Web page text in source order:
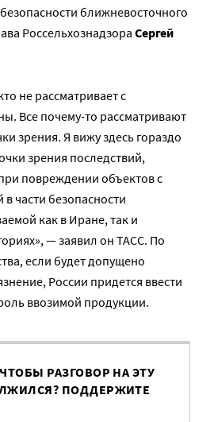
ближневосточного
Россельхознадзора Сергей
не рассматривает с
Все почему-то рассматривают
зрения. Я вижу здесь гораздо
зрения последствий,
повреждении объектов с
части безопасности
как в Иране, так и
— заявил он ТАСС. По
если будет допущено
России придется ввести
ввозимой продукции.
РАЗГОВОР НА ЭТУ
ПОДДЕРЖИТЕ